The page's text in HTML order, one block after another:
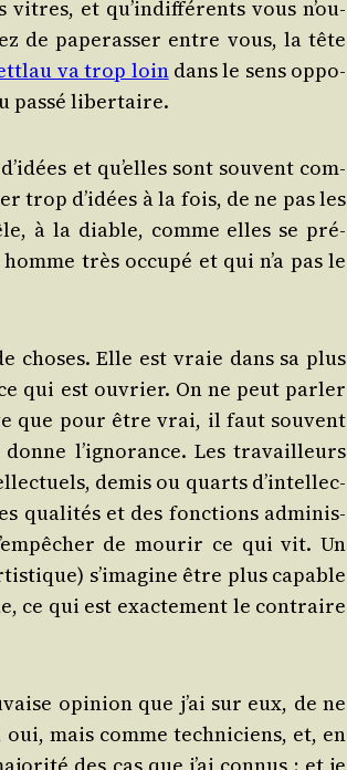
et qu’in­dif­fé­rents vous n’ou­
de pape­ras­ser entre vous, la tête
va trop loindans le sens oppo­
pas­sé libertaire.
et qu’elles sont sou­vent com­
trop d’i­dées à la fois, de ne pas les
à la diable, comme elles se pré­
très occu­pé et qui n’a pas le
choses. Elle est vraie dans sa plus
qui est ouvrier. On ne peut par­ler
que pour être vrai, il faut sou­vent
l’i­gno­rance. Les tra­vailleurs
demis ou quarts d’in­tel­lec­
qua­li­tés et des fonc­tions admi­nis­
de mou­rir ce qui vit. Un
s’i­ma­gine être plus capable
ce qui est exac­te­ment le contraire
opi­nion que j’ai sur eux, de ne
mais comme tech­ni­ciens, et, en